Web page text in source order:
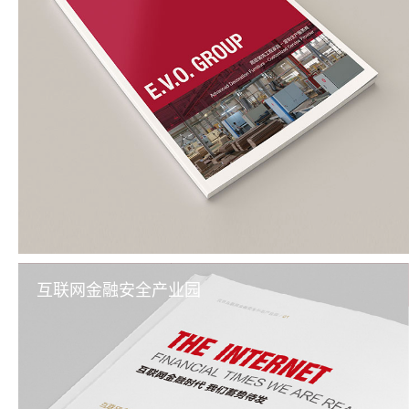
互联网金融安全产业园